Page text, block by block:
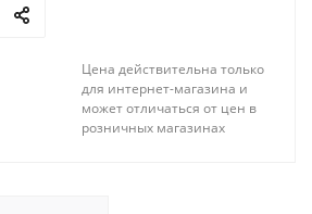
Цена действительна только
для интернет-магазина и
может отличаться от цен в
розничных магазинах